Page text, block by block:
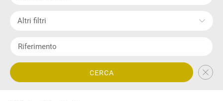
Altri filtri
CERCA